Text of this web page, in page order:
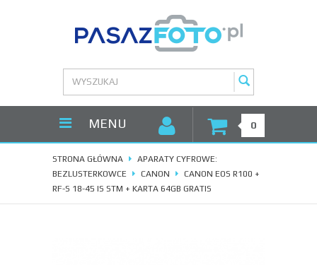
MENU 0
STRONA GŁÓWNA
APARATY CYFROWE:
BEZLUSTERKOWCE
CANON
CANON EOS R100 +
RF-S 18-45 IS STM + KARTA 64GB GRATIS